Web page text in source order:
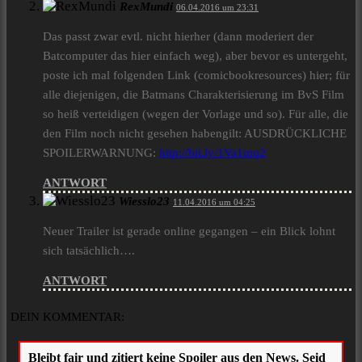
RexMundi 06.04.2016 um 23:31
Das passt zwar evtl. nicht hierher (dann moderiert der
Batcomputer das hier einfach weg), aber bevor es untergeht,
poste ich mal folgenden Link (comicbookresources) hier; für
alle diejenigen, die Batmans Charakterisierung im BvS Film
so heiß verteidigen (wegen der Vorlage und so). Für alle, die
den Film noch nicht gesehen habengilt: AUSDRÜCKLICHE
SPOILERWARNUNG: http://bit.ly/1Va1mq2
ANTWORT
Wiesslo23 11.04.2016 um 04:25
Neuer Trailer ist gerade online gegangen – ein Blick lohnt
sich tatsächlich….
ANTWORT
DEIN KOMMENTAR: